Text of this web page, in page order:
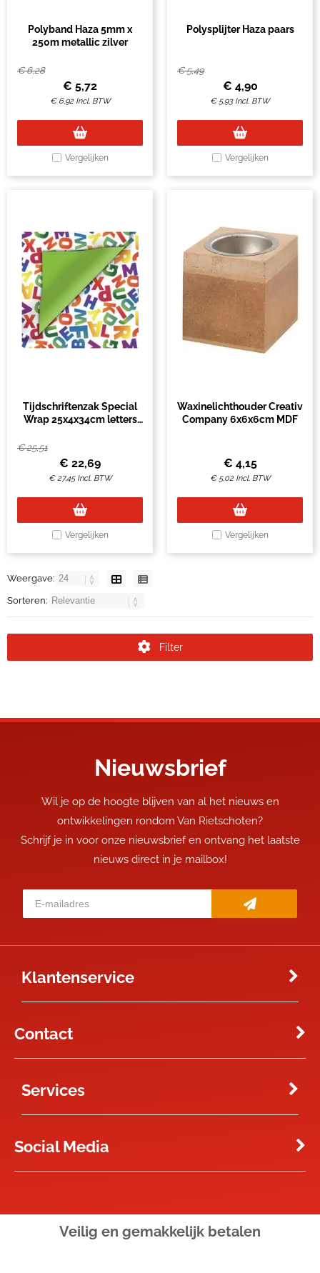
Polyband Haza 5mm x
250m metallic zilver
€6,28
€ 5,72
€ 6,92 Incl. BTW
Vergelijken
Polysplijter Haza paars
€5,49
€ 4,90
€ 5,93 Incl. BTW
Vergelijken
Tijdschriftenzak Special
Wrap 25x4x34cm letters
€25,51
€ 22,69
€27,45 Incl. BTW
Vergelijken
Waxinelichthouder Creativ
Company 6x6x6cm MDF
€ 4,15
€ 5,02 Incl. BTW
Vergelijken
Weergave:
Sorteren:
Filter
Nieuwsbrief
Wil je op de hoogte blijven van al het nieuws en
ontwikkelingen rondom Van Rietschoten?
Schrijf je in voor onze nieuwsbrief en ontvang het laatste
nieuws direct in je mailbox!
Klantenservice
Contact
Services
Social Media
Veilig en gemakkelijk betalen